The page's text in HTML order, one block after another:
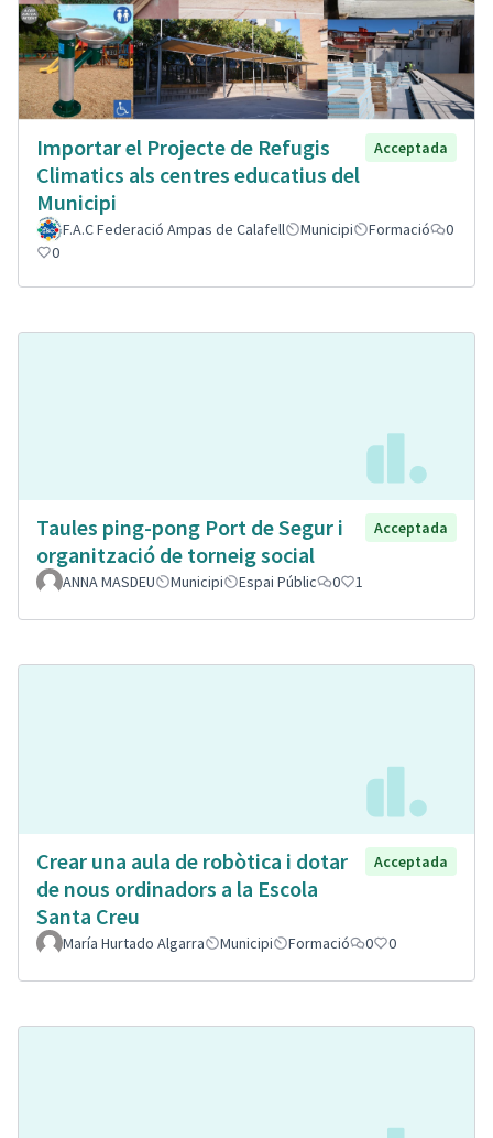
Importar el Projecte de Refugis
Climatics als centres educatius del
Municipi
Acceptada
F.A.C Federació Ampas de Calafell Municipi Formació
0
0
Taules ping-pong Port de Segur i
organització de torneig social
Acceptada
ANNA MASDEU Municipi Espai Públic 0 1
Crear una aula de robòtica i dotar
de nous ordinadors a la Escola
Santa Creu
Acceptada
María Hurtado Algarra Municipi Formació 0 0